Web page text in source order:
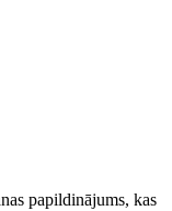
papildinājums, kas